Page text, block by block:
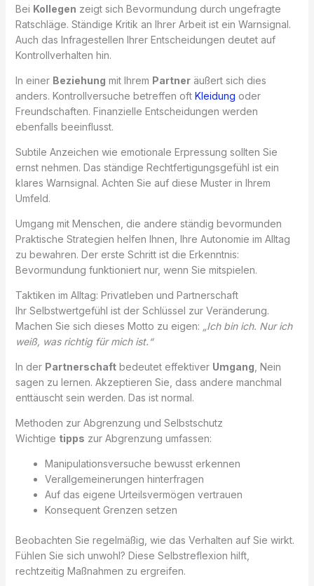
Bei Kollegen zeigt sich Bevormundung durch ungefragte
Ratschläge. Ständige Kritik an Ihrer Arbeit ist ein Warnsignal.
Auch das Infragestellen Ihrer Entscheidungen deutet auf
Kontrollverhalten hin.
In einer Beziehung mit Ihrem Partneräußert sich dies
anders. Kontrollversuche betreffen oft Kleidung oder
Freundschaften. Finanzielle Entscheidungen werden
ebenfalls beeinflusst.
Subtile Anzeichen wie emotionale Erpressung sollten Sie
ernst nehmen. Das ständige Rechtfertigungsgefühl ist ein
klares Warnsignal. Achten Sie auf diese Muster in Ihrem
Umfeld.
Umgang mit Menschen, die andere ständig bevormunden
Praktische Strategien helfen Ihnen, Ihre Autonomie im Alltag
zu bewahren. Der erste Schritt ist die Erkenntnis:
Bevormundung funktioniert nur, wenn Sie mitspielen.
Taktiken im Alltag: Privatleben und Partnerschaft
Ihr Selbstwertgefühl ist der Schlüssel zur Veränderung.
Machen Sie sich dieses Motto zu eigen: „Ich bin ich. Nur ich
weiß, was richtig für mich ist.“
In der Partnerschaftbedeutet effektiver Umgang , Nein
sagen zu lernen. Akzeptieren Sie, dass andere manchmal
enttäuscht sein werden. Das ist normal.
Methoden zur Abgrenzung und Selbstschutz
Wichtige tipps zur Abgrenzung umfassen:
Manipulationsversuche bewusst erkennen
Verallgemeinerungen hinterfragen
Auf das eigene Urteilsvermögen vertrauen
Konsequent Grenzen setzen
Beobachten Sie regelmäßig, wie das Verhalten auf Sie wirkt.
Fühlen Sie sich unwohl? Diese Selbstreflexion hilft,
rechtzeitig Maßnahmen zu ergreifen.